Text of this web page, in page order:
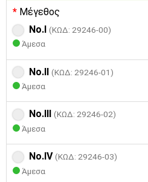
Μέγεθος
No.I (ΚΩΔ: 29246-00)
Άμεσα
No.II (ΚΩΔ: 29246-01)
Άμεσα
No.III
(ΚΩΔ: 29246-02)
Άμεσα
No.IV (ΚΩΔ: 29246-03)
Άμεσα